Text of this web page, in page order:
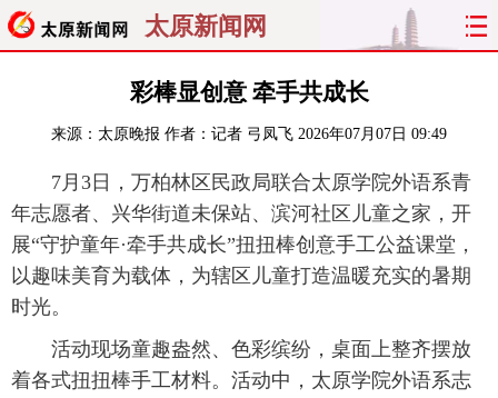
太原新闻网
聚焦 太原
经济 关注 文明 出行
纵横 曝光 综合 专题
旅游 理财 政务 教育
看天下
太原日报 太原晚报 热评 社区
彩棒显创意 牵手共成长
来源： 太原晚报 作者：记者 弓凤飞 2026年07月07日 09:49
7月3日，万柏林区民政局联合太原学院外语系青
年志愿者、兴华街道未保站、滨河社区儿童之家，开
展“守护童年·牵手共成长”扭扭棒创意手工公益课堂，
以趣味美育为载体，为辖区儿童打造温暖充实的暑期
时光。
活动现场童趣盎然、色彩缤纷，桌面上整齐摆放
着各式扭扭棒手工材料。活动中，太原学院外语系志